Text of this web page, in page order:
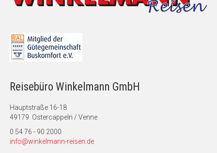
Reisebüro Winkelmann GmbH
Hauptstraße 16-18
49179 Ostercappeln / Venne
0 54 76 - 90 2000
info@winkelmann-reisen.de